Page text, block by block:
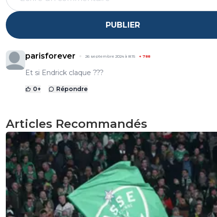
PUBLIER
parisforever 26 septembre 2024 à 8:15 + 788
Et si Endrick claque ???
0+ Répondre
Articles Recommandés